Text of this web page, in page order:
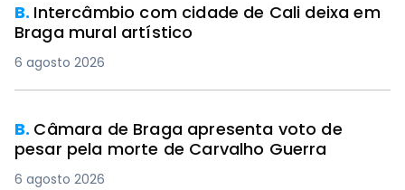
B. Intercâmbio com cidade de Cali deixa em
Braga mural artístico
6 agosto 2026
B. Câmara de Braga apresenta voto de
pesar pela morte de Carvalho Guerra
6 agosto 2026